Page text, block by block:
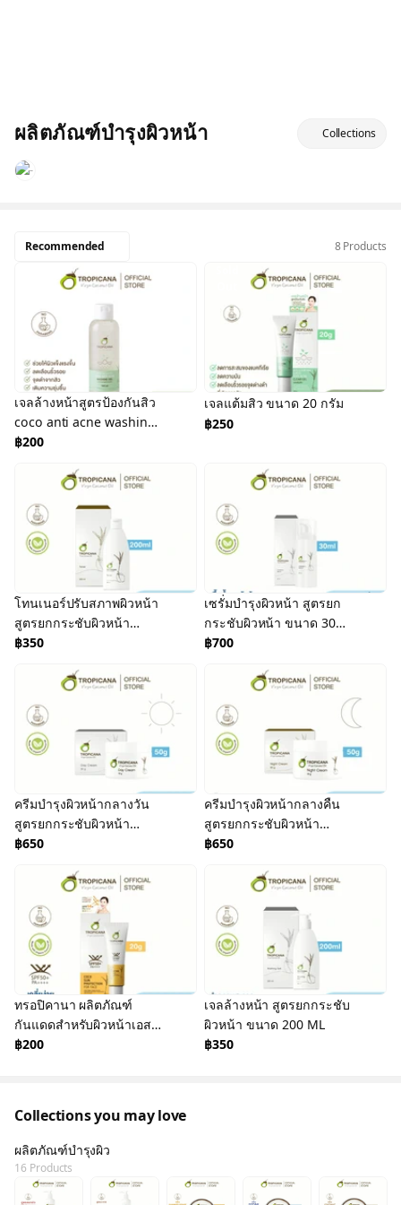
ผลิตภัณฑ์บำรุงผิวหน้า Collections
Recommended
8 Products
เจลล้างหน้าสูตรป้องกันสิว
coco anti acne washing
ge 165ml
฿200
เจลแต้มสิว ขนาด 20 กรัม
฿250
โทนเนอร์ปรับสภาพผิวหน้า
สูตรยกกระชับผิวหน้า
ขนาด 200 ML
฿350
เซรั่มบำรุงผิวหน้า สูตรยก
กระชับผิวหน้า ขนาด 30
ML
฿700
ครีมบำรุงผิวหน้ากลางวัน
สูตรยกกระชับผิวหน้า
ขนาด 50 G
฿650
ครีมบำรุงผิวหน้ากลางคืน
สูตรยกกระชับผิวหน้า
ขนาด 50 G
฿650
ทรอปิคานา ผลิตภัณฑ์
กันแดดสำหรับผิวหน้าเอสพี
เอฟ50+ พีเอ++++
฿200
เจลล้างหน้า สูตรยกกระชับ
ผิวหน้า ขนาด 200 ML
฿350
Collections you may love
ผลิตภัณฑ์บำรุงผิว
16 Products